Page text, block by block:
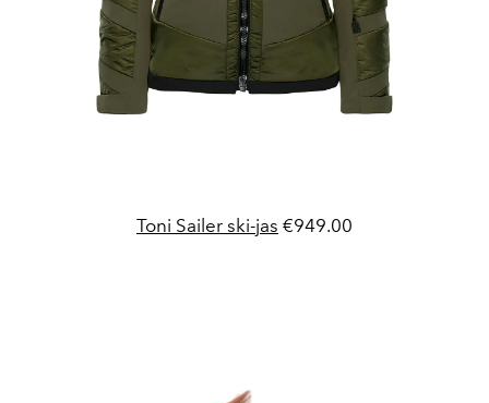
Toni Sailer ski-jas €949.00